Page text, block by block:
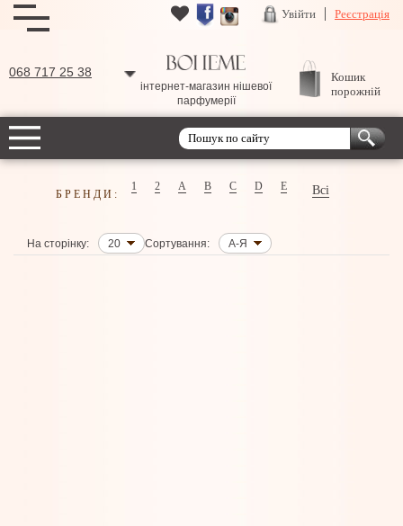
Увійти Реєстрація
068 717 25 38
інтернет-магазин нішевої
парфумерії
Кошик
порожній
БРЕНДИ:
1 2 A B C D E Всі
На сторінку: 20 Сортування: А-Я